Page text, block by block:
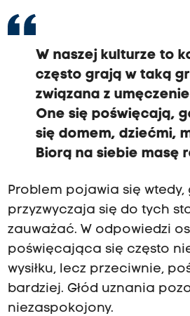
W naszej kulturze to
często grają w taką
związana z
One się poświęcają,
się domem, dziećmi,
Biorą na siebie masę
Problem pojawia się
przyzwyczaja się do tych
zauważać. W odpowiedzi
poświęcająca się często
wysiłku, lecz przeciwnie,
bardziej. Głód uznania
niezaspokojony.